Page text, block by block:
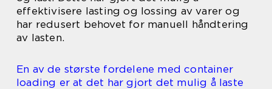
effektivisere lasting og lossing av varer og
har redusert behovet for manuell håndtering
av lasten.
En av de største fordelene med container
loading er at det har gjort det mulig å laste